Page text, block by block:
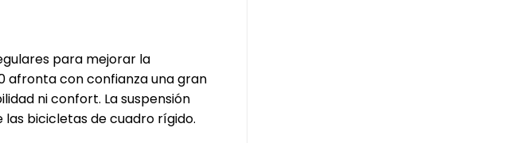
para mejorar la
afronta con confianza una gran
ni confort. La suspensión
bicicletas de cuadro rígido.